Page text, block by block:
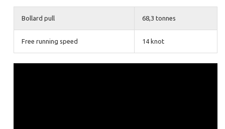
Bollard pull 68,3 tonnes
Free running speed 14 knot